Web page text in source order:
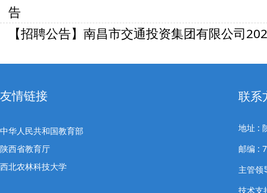
告
【招聘公告】南昌市交通投资集团有限公司
师招聘
类岗位 应...
友情链接
中华人民共和国教育部
陕西省教育厅
西北农林科技大学
联系
地址 :
邮编 :
主管
技术支